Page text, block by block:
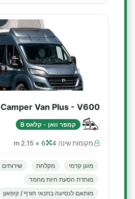
Camper Van Plus - V600
קמפר וואן - קלאס B
מקומות שינה 4 6 × 2.15 m
מזגן קדמי מקלחת שירותים
מותרת הסעת חיות מחמד
מותאם לנסיעה בתנאי חורף / קיפאון